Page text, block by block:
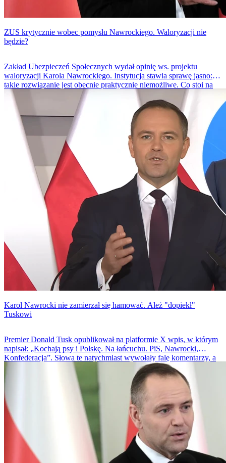
ZUS krytycznie wobec pomysłu Nawrockiego. Waloryzacji nie
będzie?
Zakład Ubezpieczeń Społecznych wydał opinię ws. projektu
waloryzacji Karola Nawrockiego. Instytucja stawia sprawę jasno:
takie rozwiązanie jest obecnie praktycznie niemożliwe. Co stoi na
przeszkodzie?
Karol Nawrocki nie zamierzał się hamować. Ależ "dopiekł"
Tuskowi
Premier Donald Tusk opublikował na platformie X wpis, w którym
napisał: „Kochają psy i Polskę. Na łańcuchu. PiS, Nawrocki,
Konfederacja”. Słowa te natychmiast wywołały falę komentarzy, a
także sprzeciw części polityków i aktywistów. Wśród reagujących
był prezydent Karol Nawrocki, który zarzucił premierowi
eskalowanie napięcia zamiast realnego działania.